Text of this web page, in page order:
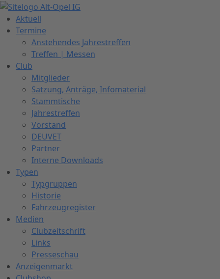
Zum
Inhalt
springen
Aktuell
Termine
Anstehendes Jahrestreffen
Treffen | Messen
Club
Mitglieder
Satzung, Anträge, Infomaterial
Stammtische
Jahrestreffen
Vorstand
DEUVET
Partner
Interne Downloads
Typen
Typgruppen
Historie
Fahrzeugregister
Medien
Clubzeitschrift
Links
Presseschau
Anzeigenmarkt